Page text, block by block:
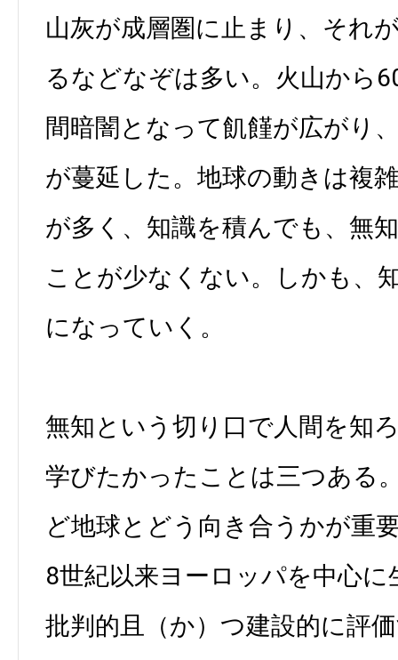
山灰が成層圏に止まり、それ
るなどなぞは多い。火山から
間暗闇となって飢饉が広がり
が蔓延した。地球の動きは複
が多く、知識を積んでも、無
ことが少なくない。しかも、
になっていく。
無知という切り口で人間を知
学びたかったことは三つある
ど地球とどう向き合うかが重
8世紀以来ヨーロッパを中心
批判的且（か）つ建設的に評